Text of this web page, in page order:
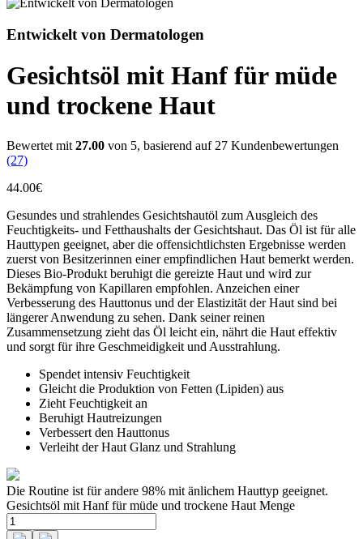
Entwickelt von Dermatologen
Gesichtsöl mit Hanf für müde
und trockene Haut
Bewertet mit 27.00 von 5, basierend auf 27 Kundenbewertungen
(27)
44.00€
Gesundes und strahlendes Gesichtshautöl zum Ausgleich des
Feuchtigkeits- und Fetthaushalts der Gesichtshaut. Das Öl ist für alle
Hauttypen geeignet, aber die offensichtlichsten Ergebnisse werden
zuerst von Besitzerinnen einer empfindlichen Haut bemerkt werden.
Dieses Bio-Produkt beruhigt die gereizte Haut und wird zur
Bekämpfung von Kapillaren empfohlen. Anzeichen einer
Verbesserung des Hauttonus und der Elastizität der Haut sind bei
längerer Anwendung zu sehen. Dank seiner reinen
Zusammensetzung zieht das Öl leicht ein, nährt die Haut effektiv
und sorgt für ihre Geschmeidigkeit und Ausstrahlung.
Spendet intensiv Feuchtigkeit
Gleicht die Produktion von Fetten (Lipiden) aus
Zieht Feuchtigkeit an
Beruhigt Hautreizungen
Verbessert den Hauttonus
Verleiht der Haut Glanz und Strahlung
Die Routine ist für andere 98% mit änlichem Hauttyp geeignet.
Gesichtsöl mit Hanf für müde und trockene Haut Menge